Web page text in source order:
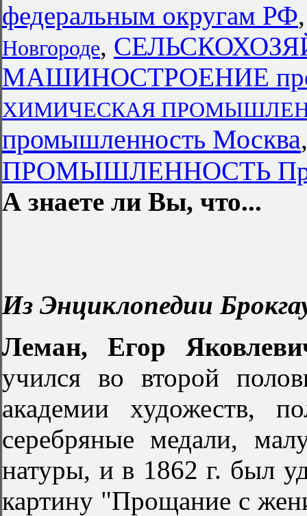
федеральным округам РФ
Новгороде,
МАШИНОСТРОЕНИЕ
ХИМИЧЕСКАЯ
промышленность Москва
ПРОМЫШЛЕННОСТЬ
А знаете ли Вы, что...
Из Энциклопедии
Леман, Егор
учился во второй
академии художеств,
серебряные медали,
натуры, и в 1862 г. был
картину "Прощание с